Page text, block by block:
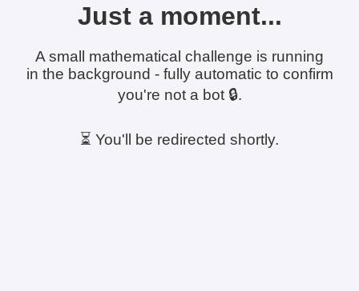
Just a moment...
A small mathematical challenge is running
in the background - fully automatic to confirm
you're not a bot 🔒.
⏳ You'll be redirected shortly.